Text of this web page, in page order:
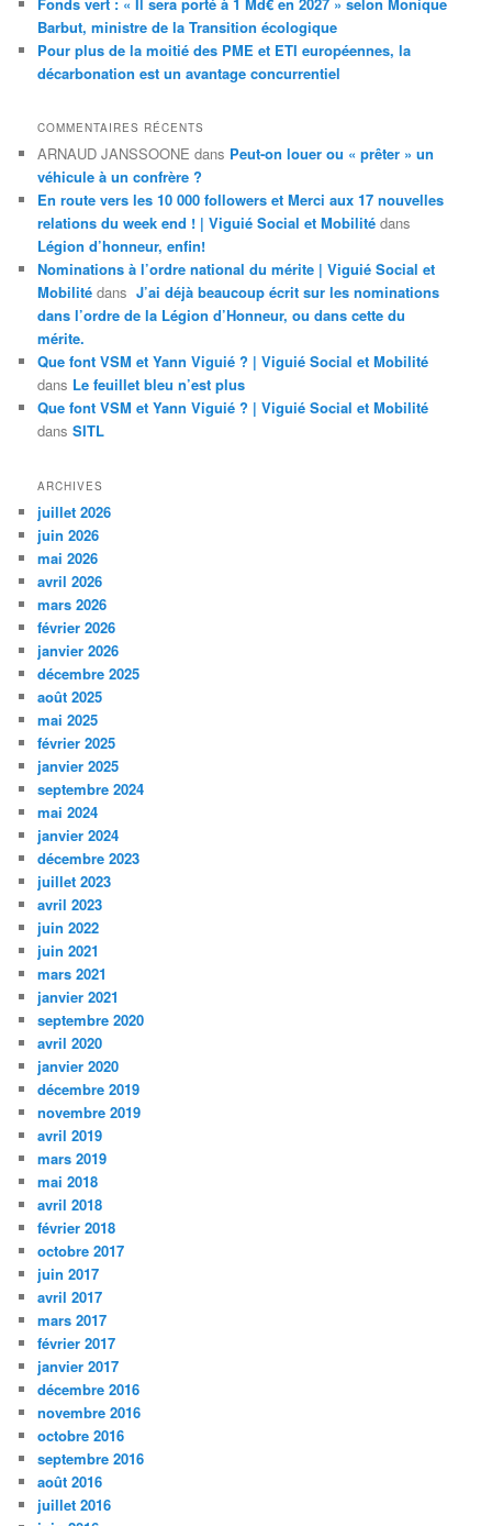
Barbut, ministre de la Transition écologique
Pour plus de la moitié des PME et ETI européennes, la
décarbonation est un avantage concurrentiel
COMMENTAIRES RÉCENTS
ARNAUD JANSSOONE dans Peut-on louer ou « prêter » un
véhicule à un confrère ?
En route vers les 10 000 followers et Merci aux 17 nouvelles
relations du week end ! | Viguié Social et Mobilité dans
Légion d’honneur, enfin!
Nominations à l’ordre national du mérite | Viguié Social et
Mobilité dans J’ai déjà beaucoup écrit sur les nominations
dans l’ordre de la Légion d’Honneur, ou dans cette du
mérite.
Que font VSM et Yann Viguié ? | Viguié Social et Mobilité
dans Le feuillet bleu n’est plus
Que font VSM et Yann Viguié ? | Viguié Social et Mobilité
dansSITL
ARCHIVES
juillet 2026
juin 2026
mai 2026
avril 2026
mars 2026
février 2026
janvier 2026
décembre 2025
août 2025
mai 2025
février 2025
janvier 2025
septembre 2024
mai 2024
janvier 2024
décembre 2023
juillet 2023
avril 2023
juin 2022
juin 2021
mars 2021
janvier 2021
septembre 2020
avril 2020
janvier 2020
décembre 2019
novembre 2019
avril 2019
mars 2019
mai 2018
avril 2018
février 2018
octobre 2017
juin 2017
avril 2017
mars 2017
février 2017
janvier 2017
décembre 2016
novembre 2016
octobre 2016
septembre 2016
août 2016
juillet 2016